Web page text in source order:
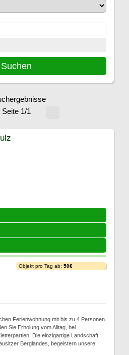
Seite 1/1
Objekt pro Tag ab: 50€
Ferienwohnung mit bis zu 4 Personen.
Sie Erholung vom Alltag, bei
Die einzigartige Landschaft
Berglandes, begeistern unsere